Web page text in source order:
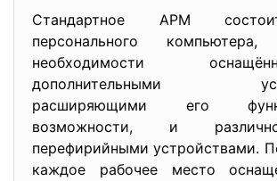
Стандартное АРМ
персонального
необходимости
дополнительными
расширяющими его
возможности, и
перефирийными устройствами.
каждое рабочее место